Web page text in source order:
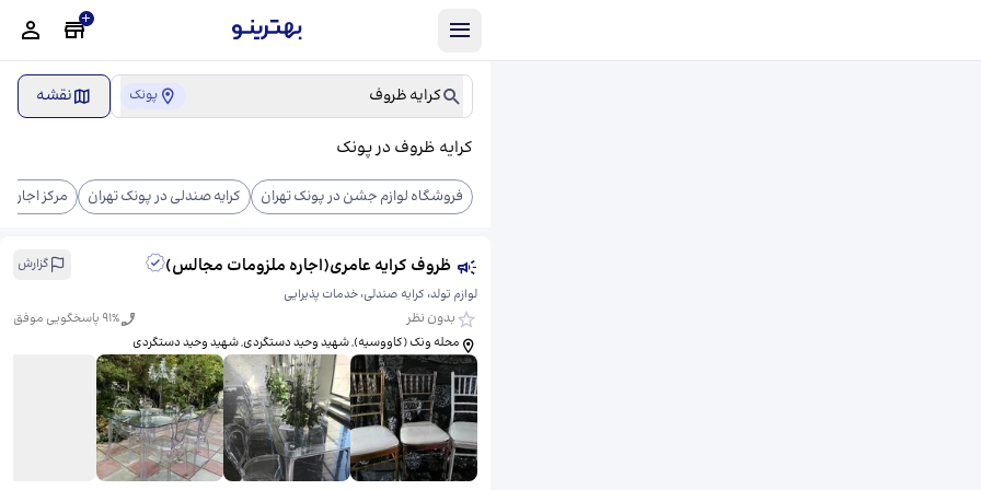
کرایه ظروف پونک نقشه
کرایه ظروف در پونک
فروشگاه لوازم جشن در پونک تهران کرایه صندلی در پونک تهران مرکز اجاره
ظروف کرایه عامری(اجاره ملزومات مجالس)
گزارش
لوازم تولد، کرایه صندلی، خدمات پذیرایی
بدون نظر 91% پاسخگویی موفق
محله ونک (کاووسيه), شهید وحید دستگردی, شهید وحید دستگردی